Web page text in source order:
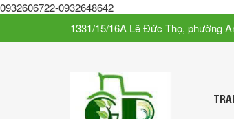
0932606722-0932648642
1331/15/16A Lê Đức Thọ, phường